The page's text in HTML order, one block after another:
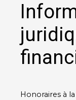
Honoraires à